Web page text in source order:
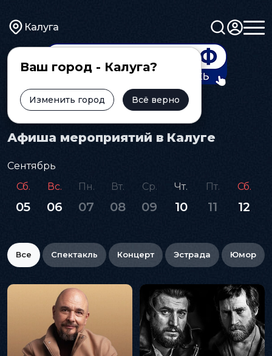
Калуга
Ваш город - Калуга?
Изменить город Всё верно
Главная Афиша
Афиша мероприятий в Калуге
Сентябрь
Сб.
05
Вс.
06
Пн.
07
Вт.
08
Ср.
09
Чт.
10
Пт.
11
Сб.
12
Все Спектакль Концерт Эстрада Юмор